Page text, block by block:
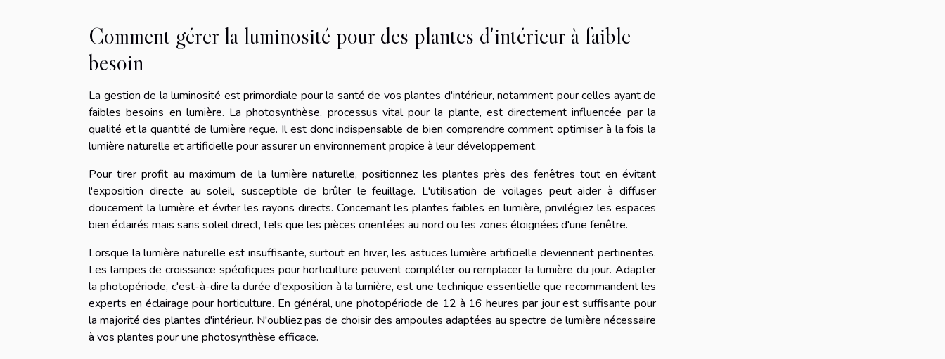
Comment gérer la luminosité pour des plantes d'intérieur à faible
besoin
La gestion de la luminosité est primordiale pour la santé de vos plantes d'intérieur, notamment pour celles ayant de
faibles besoins en lumière. La photosynthèse, processus vital pour la plante, est directement influencée par la
qualité et la quantité de lumière reçue. Il est donc indispensable de bien comprendre comment optimiser à la fois la
lumière naturelle et artificielle pour assurer un environnement propice à leur développement.
Pour tirer profit au maximum de la lumière naturelle, positionnez les plantes près des fenêtres tout en évitant
l'exposition directe au soleil, susceptible de brûler le feuillage. L'utilisation de voilages peut aider à diffuser
doucement la lumière et éviter les rayons directs. Concernant les plantes faibles en lumière, privilégiez les espaces
bien éclairés mais sans soleil direct, tels que les pièces orientées au nord ou les zones éloignées d'une fenêtre.
Lorsque la lumière naturelle est insuffisante, surtout en hiver, les astuces lumière artificielle deviennent pertinentes.
Les lampes de croissance spécifiques pour horticulture peuvent compléter ou remplacer la lumière du jour. Adapter
la photopériode, c'est-à-dire la durée d'exposition à la lumière, est une technique essentielle que recommandent les
experts en éclairage pour horticulture. En général, une photopériode de 12 à 16 heures par jour est suffisante pour
la majorité des plantes d'intérieur. N'oubliez pas de choisir des ampoules adaptées au spectre de lumière nécessaire
à vos plantes pour une photosynthèse efficace.